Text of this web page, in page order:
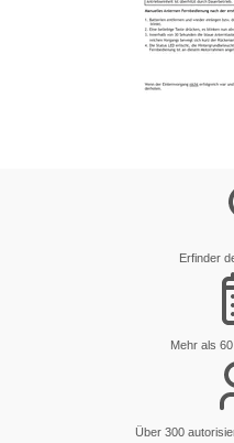
Erfinder
Mehr als
Über 300